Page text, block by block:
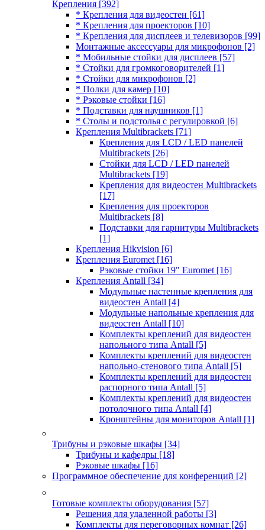
Крепления [392]
* Крепления для видеостен [61]
* Крепления для проекторов [10]
* Крепления для дисплеев и телевизоров [99]
Монтажные аксессуары для микрофонов [2]
* Мобильные стойки для дисплеев [57]
* Стойки для громкоговорителей [1]
* Стойки для микрофонов [2]
* Полки для камер [10]
* Рэковые стойки [16]
* Подставки для наушников [1]
* Столы и подстолья с регулировкой [6]
Крепления Multibrackets [71]
Крепления для LCD / LED панелей
Multibrackets [26]
Стойки для LCD / LED панелей
Multibrackets [19]
Крепления для видеостен Multibrackets
[17]
Крепления для проекторов
Multibrackets [8]
Подставки для гарнитуры Multibrackets
[1]
Крепления Hikvision [6]
Крепления Euromet [16]
Рэковые стойки 19" Euromet [16]
Крепления Antall [34]
Модульные настенные крепления для
видеостен Antall [4]
Модульные напольные крепления для
видеостен Antall [10]
Комплекты креплений для видеостен
напольного типа Antall [5]
Комплекты креплений для видеостен
напольно-стенового типа Antall [5]
Комплекты креплений для видеостен
распорного типа Antall [5]
Комплекты креплений для видеостен
потолочного типа Antall [4]
Кронштейны для мониторов Antall [1]
Трибуны и рэковые шкафы [34]
Трибуны и кафедры [18]
Рэковые шкафы [16]
Программное обеспечение для конференций [2]
Готовые комплекты оборудования [57]
Решения для удаленной работы [3]
Комплекты для переговорных комнат [26]